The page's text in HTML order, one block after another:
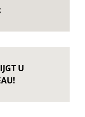
U